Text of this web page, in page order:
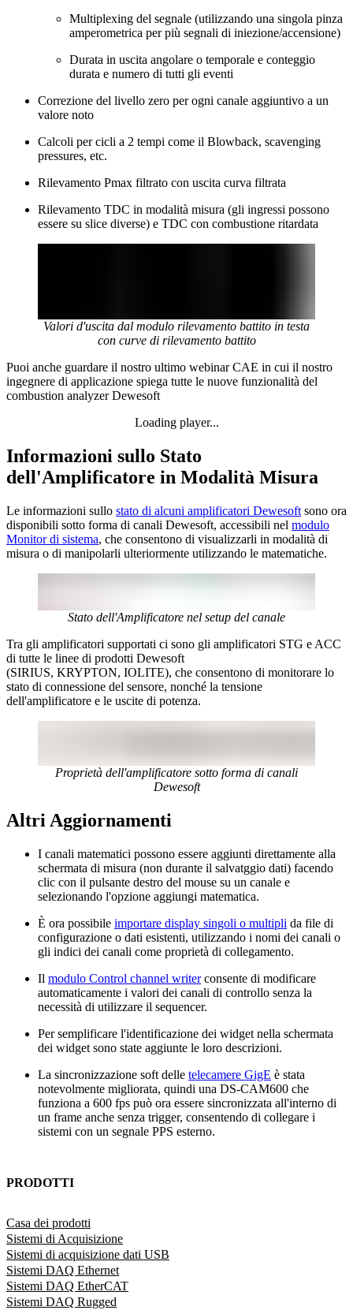
Multiplexing del segnale (utilizzando una singola pinza
amperometrica per più segnali di iniezione/accensione)
Durata in uscita angolare o temporale e conteggio
durata e numero di tutti gli eventi
Correzione del livello zero per ogni canale aggiuntivo a un
valore noto
Calcoli per cicli a 2 tempi come il Blowback, scavenging
pressures, etc.
Rilevamento Pmax filtrato con uscita curva filtrata
Rilevamento TDC in modalità misura (gli ingressi possono
essere su slice diverse) e TDC con combustione ritardata
Valori d'uscita dal modulo rilevamento battito in testa
con curve di rilevamento battito
Puoi anche guardare il nostro ultimo webinar CAE in cui il nostro
ingegnere di applicazione spiega tutte le nuove funzionalità del
combustion analyzer Dewesoft
Loading player...
Informazioni sullo Stato
dell'Amplificatore in Modalità Misura
Le informazioni sullo stato di alcuni amplificatori Dewesoft sono ora
disponibili sotto forma di canali Dewesoft, accessibili nel modulo
Monitor di sistema, che consentono di visualizzarli in modalità di
misura o di manipolarli ulteriormente utilizzando le matematiche.
Stato dell'Amplificatore nel setup del canale
Tra gli amplificatori supportati ci sono gli amplificatori STG e ACC
di tutte le linee di prodotti Dewesoft
(SIRIUS, KRYPTON, IOLITE), che consentono di monitorare lo
stato di connessione del sensore, nonché la tensione
dell'amplificatore e le uscite di potenza.
Proprietà dell'amplificatore sotto forma di canali
Dewesoft
Altri Aggiornamenti
I canali matematici possono essere aggiunti direttamente alla
schermata di misura (non durante il salvatggio dati) facendo
clic con il pulsante destro del mouse su un canale e
selezionando l'opzione aggiungi matematica.
È ora possibile importare display singoli o multipli da file di
configurazione o dati esistenti, utilizzando i nomi dei canali o
gli indici dei canali come proprietà di collegamento.
Il modulo Control channel writerconsente di modificare
automaticamente i valori dei canali di controllo senza la
necessità di utilizzare il sequencer.
Per semplificare l'identificazione dei widget nella schermata
dei widget sono state aggiunte le loro descrizioni.
La sincronizzazione soft delle telecamere GigE è stata
notevolmente migliorata, quindi una DS-CAM600 che
funziona a 600 fps può ora essere sincronizzata all'interno di
un frame anche senza trigger, consentendo di collegare i
sistemi con un segnale PPS esterno.
PRODOTTI
Casa dei prodotti
Sistemi di Acquisizione
Sistemi di acquisizione dati USB
Sistemi DAQ Ethernet
Sistemi DAQ EtherCAT
Sistemi DAQ Rugged